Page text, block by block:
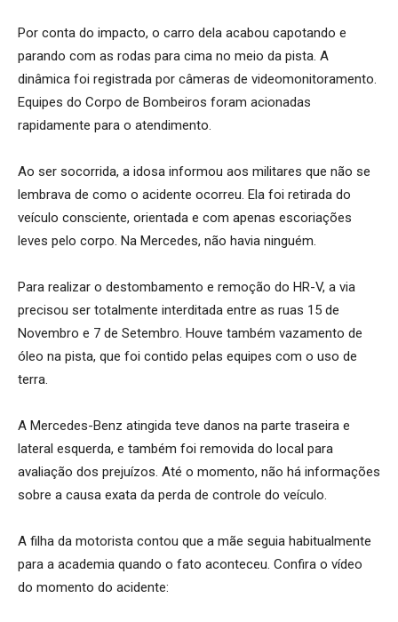
Por conta do impacto, o carro dela acabou capotando e
parando com as rodas para cima no meio da pista. A
dinâmica foi registrada por câmeras de videomonitoramento.
Equipes do Corpo de Bombeiros foram acionadas
rapidamente para o atendimento.
Ao ser socorrida, a idosa informou aos militares que não se
lembrava de como o acidente ocorreu. Ela foi retirada do
veículo consciente, orientada e com apenas escoriações
leves pelo corpo. Na Mercedes, não havia ninguém.
Para realizar o destombamento e remoção do HR-V, a via
precisou ser totalmente interditada entre as ruas 15 de
Novembro e 7 de Setembro. Houve também vazamento de
óleo na pista, que foi contido pelas equipes com o uso de
terra.
A Mercedes-Benz atingida teve danos na parte traseira e
lateral esquerda, e também foi removida do local para
avaliação dos prejuízos. Até o momento, não há informações
sobre a causa exata da perda de controle do veículo.
A filha da motorista contou que a mãe seguia habitualmente
para a academia quando o fato aconteceu. Confira o vídeo
do momento do acidente: